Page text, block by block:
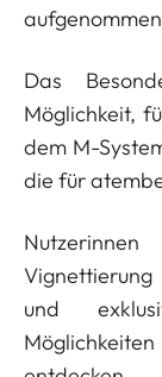
Das
Möglichkeit,
dem M-
die für
und